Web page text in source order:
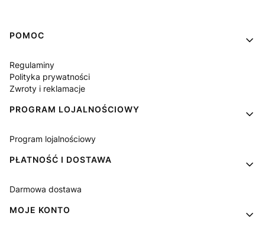
Linki w stopce
POMOC
Regulaminy
Polityka prywatności
Zwroty i reklamacje
PROGRAM LOJALNOŚCIOWY
Program lojalnościowy
PŁATNOŚĆ I DOSTAWA
Darmowa dostawa
MOJE KONTO